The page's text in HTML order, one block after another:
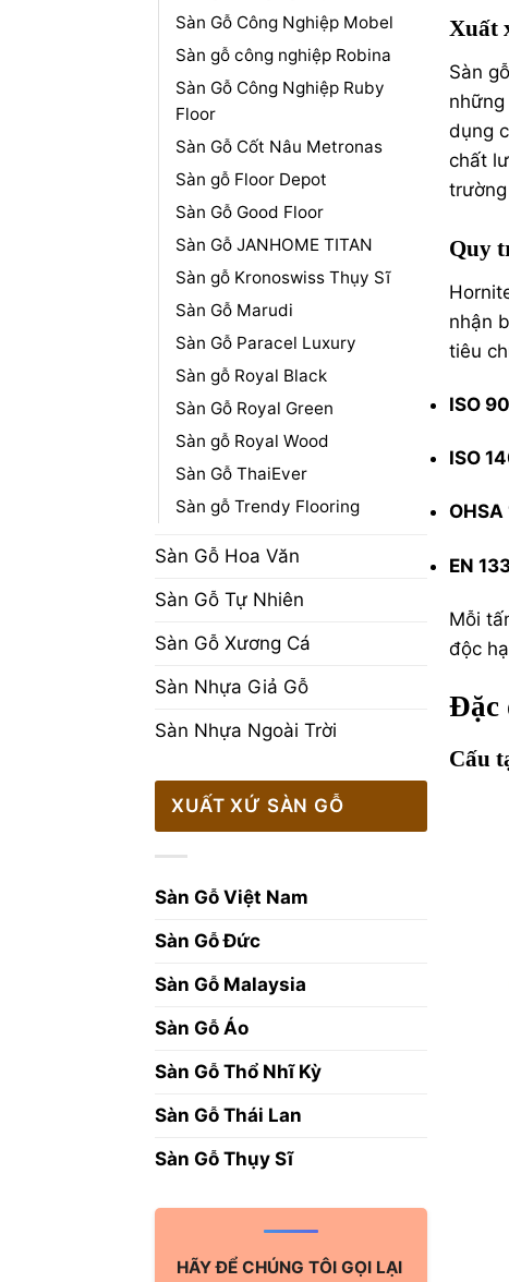
Sàn Gỗ Công Nghiệp Mobel
Sàn gỗ công nghiệp Robina
Sàn Gỗ Công Nghiệp Ruby
Floor
Sàn Gỗ Cốt Nâu Metronas
Sàn gỗ Floor Depot
Sàn Gỗ Good Floor
Sàn Gỗ JANHOME TITAN
Sàn gỗ Kronoswiss Thụy Sĩ
Sàn Gỗ Marudi
Sàn Gỗ Paracel Luxury
Sàn gỗ Royal Black
Sàn Gỗ Royal Green
Sàn gỗ Royal Wood
Sàn Gỗ ThaiEver
Sàn gỗ Trendy Flooring
Sàn Gỗ Hoa Văn
Sàn Gỗ Tự Nhiên
Sàn Gỗ Xương Cá
Sàn Nhựa Giả Gỗ
Sàn Nhựa Ngoài Trời
XUẤT XỨ SÀN GỖ
Sàn Gỗ Việt Nam
Sàn Gỗ Đức
Sàn Gỗ Malaysia
Sàn Gỗ Áo
Sàn Gỗ Thổ Nhĩ Kỳ
Sàn Gỗ Thái Lan
Sàn Gỗ Thụy Sĩ
HÃY ĐỂ CHÚNG TÔI GỌI LẠI
Xuất
Sàn
dụng
chất
Quy
nhận
tiêu
ISO
ISO
OHSA
EN
Mỗi
độc
Đặc
Cấu